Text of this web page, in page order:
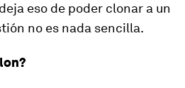
eso de poder clonar a un
no es nada sencilla.